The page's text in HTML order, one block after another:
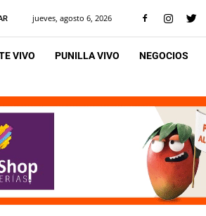
jueves, agosto 6, 2026
VIVO PUNILLA VIVO NEGOCIOS